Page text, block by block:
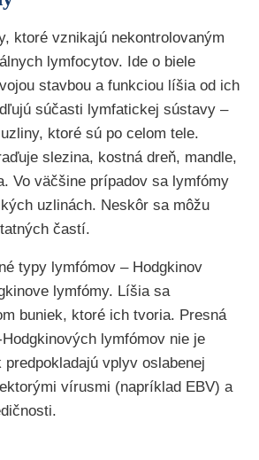
ktoré vznikajú nekontrolovaným
lymfocytov. Ide o biele
stavbou a funkciou líšia od ich
súčasti lymfatickej sústavy –
ktoré sú po celom tele.
slezina, kostná dreň, mandle,
Vo väčšine prípadov sa lymfómy
uzlinách. Neskôr sa môžu
častí.
typy lymfómov – Hodgkinov
lymfómy. Líšia sa
buniek, ktoré ich tvoria. Presná
lymfómov nie je
vplyv oslabenej
vírusmi (napríklad EBV) a